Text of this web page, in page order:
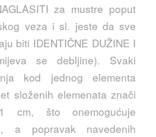
za mustre poput
veza i sl. jeste da sve
biti IDENTIČNE DUŽINE I
se debljine). Svaki
kod jednog elementa
složenih elemenata znači
cm, što onemogućuje
a popravak navedenih